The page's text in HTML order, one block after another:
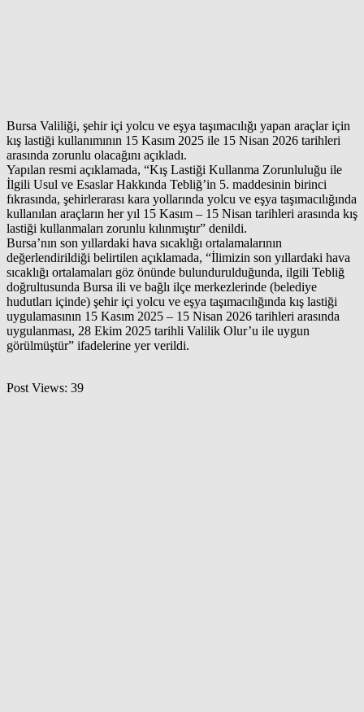
Bursa Valiliği, şehir içi yolcu ve eşya taşımacılığı yapan araçlar için
kış lastiği kullanımının 15 Kasım 2025 ile 15 Nisan 2026 tarihleri
arasında zorunlu olacağını açıkladı.
Yapılan resmi açıklamada, “Kış Lastiği Kullanma Zorunluluğu ile
İlgili Usul ve Esaslar Hakkında Tebliğ’in 5. maddesinin birinci
fıkrasında, şehirlerarası kara yollarında yolcu ve eşya taşımacılığında
kullanılan araçların her yıl 15 Kasım – 15 Nisan tarihleri arasında kış
lastiği kullanmaları zorunlu kılınmıştır” denildi.
Bursa’nın son yıllardaki hava sıcaklığı ortalamalarının
değerlendirildiği belirtilen açıklamada, “İlimizin son yıllardaki hava
sıcaklığı ortalamaları göz önünde bulundurulduğunda, ilgili Tebliğ
doğrultusunda Bursa ili ve bağlı ilçe merkezlerinde (belediye
hudutları içinde) şehir içi yolcu ve eşya taşımacılığında kış lastiği
uygulamasının 15 Kasım 2025 – 15 Nisan 2026 tarihleri arasında
uygulanması, 28 Ekim 2025 tarihli Valilik Olur’u ile uygun
görülmüştür” ifadelerine yer verildi.
Post Views: 39